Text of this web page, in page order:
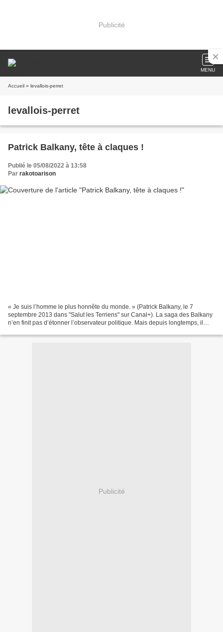
Publicité
MENU
Accueil » levallois-perret
levallois-perret
Patrick Balkany, tête à claques !
Publié le 05/08/2022 à 13:58
Par rakotoarison
« Je suis l’homme le plus honnête du monde. » (Patrick Balkany, le 7
septembre 2013 dans "Salut les Terriens" sur Canal+). La saga des Balkany
n’en finit pas d’étonner l’observateur politique. Mais depuis longtemps, il
Publicité